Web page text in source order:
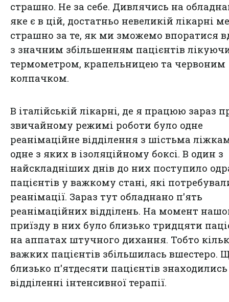
страшно. Не за себе. Дивлячись на
яке є в цій, достатньо невеликій лікарні
страшно за те, як ми зможемо впоратися
з значним збільшенням пацієнтів
термометром, крапельницею та червоним
колпачком.
В італійській лікарні, де я працюю зараз
звичайному режимі роботи було одне
реанімаційне відділення з шістьма
одне з яких в ізоляційному боксі. В один з
найскладніших днів до них поступило
пацієнтів у важкому стані, які
реанімації. Зараз тут обладнано п'ять
реанімаційних відділень. На момент
приїзду в них було близько тридцяти
на аппатах штучного дихання. Тобто
важких пацієнтів збільшилась вшестеро.
близько п'ятдесяти пацієнтів
відділенні інтенсивної терапії.